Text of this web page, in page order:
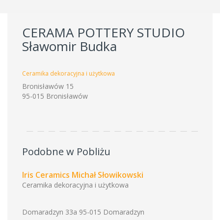
CERAMA POTTERY STUDIO
Sławomir Budka
Ceramika dekoracyjna i użytkowa
Bronisławów 15
95-015 Bronisławów
Podobne w Pobliżu
Iris Ceramics Michał Słowikowski
Ceramika dekoracyjna i użytkowa
Domaradzyn 33a 95-015 Domaradzyn